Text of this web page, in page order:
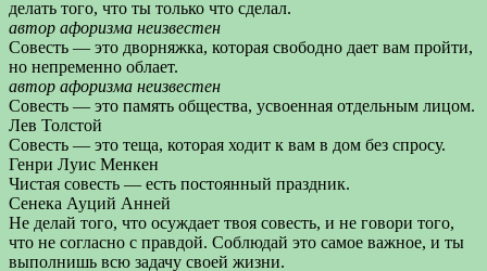
делать того, что ты только что сделал.
автор афоризма неизвестен
Совесть — это дворняжка, которая свободно дает вам пройти,
но непременно облает.
автор афоризма неизвестен
Совесть — это память общества, усвоенная отдельным лицом.
Лев Толстой
Совесть — это теща, которая ходит к вам в дом без спросу.
Генри Луис Менкен
Чистая совесть — есть постоянный праздник.
Сенека Ауций Анней
Не делай того, что осуждает твоя совесть, и не говори того,
что не согласно с правдой. Соблюдай это самое важное, и ты
выполнишь всю задачу своей жизни.